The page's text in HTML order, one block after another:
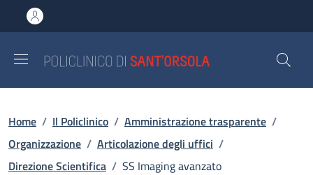
al contenuto principale
to footer content
Briciole di pane
Home / Il Policlinico / Amministrazione trasparente /
Organizzazione / Articolazione degli uffici /
Direzione Scientifica / SS Imaging avanzato